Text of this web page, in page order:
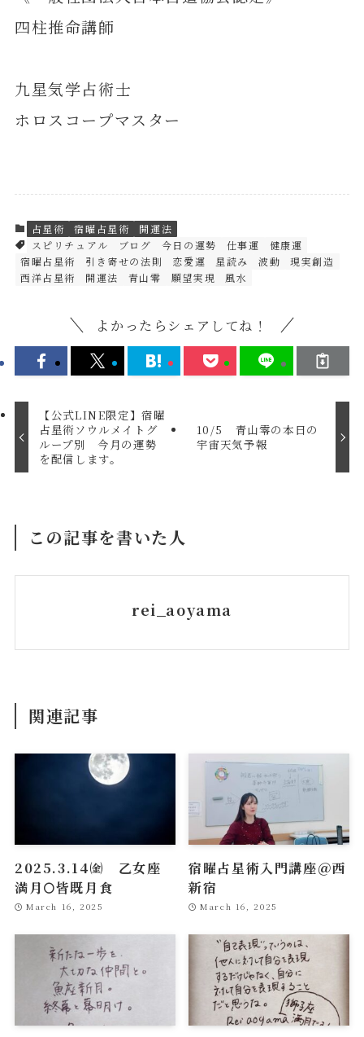
四柱推命講師
九星気学占術士
ホロスコープマスター
占星術 宿曜占星術
開運法
スピリチュアル
ブログ 今日の運勢 仕事運
健康運
宿曜占星術
引き寄せの法則 恋愛運 星読み 波動
現実創造
西洋占星術
開運法 青山零 願望実現 風水
よかったらシェアしてね！
【公式LINE限定】宿曜
占星術ソウルメイトグ
ループ別 今月の運勢
を配信します。
10/5 青山零の本日の
宇宙天気予報
この記事を書いた人
rei_aoyama
関連記事
2025.3.14㈮ 乙女座
満月🌕皆既月食
March 16, 2025
宿曜占星術入門講座＠西
新宿
March 16, 2025